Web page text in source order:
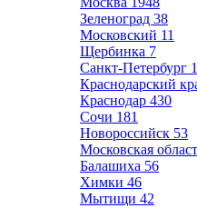
Зеленоград 38
Московский 11
Щербинка 7
Санкт-Петербург
Краснодарский
Краснодар 430
Сочи 181
Новороссийск 53
Московская
Балашиха 56
Химки 46
Мытищи 42